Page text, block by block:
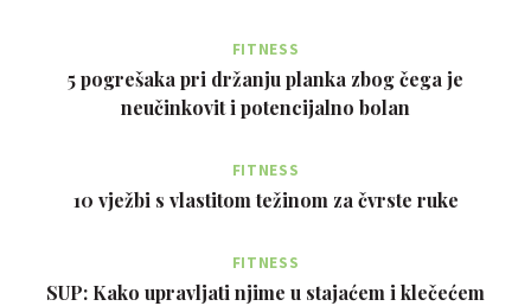
FITNESS
5 pogrešaka pri držanju planka zbog čega je
neučinkovit i potencijalno bolan
FITNESS
10 vježbi s vlastitom težinom za čvrste ruke
FITNESS
SUP: Kako upravljati njime u stajaćem i klečećem